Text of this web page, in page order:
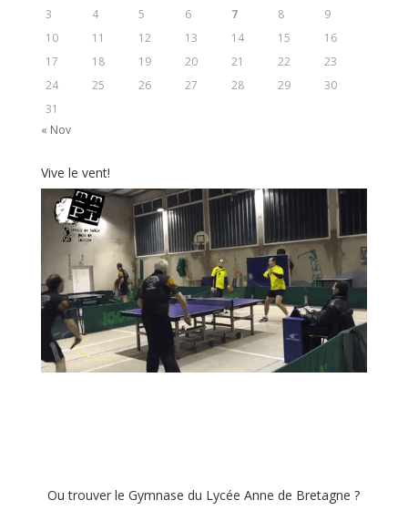
3
4 5 6 7 8
9
10
11 12 13 14 15
16
17
18 19 20 21 22
23
24
25 26 27 28 29
30
31
« Nov
Vive le vent!
Ou trouver le Gymnase du Lycée Anne de Bretagne ?